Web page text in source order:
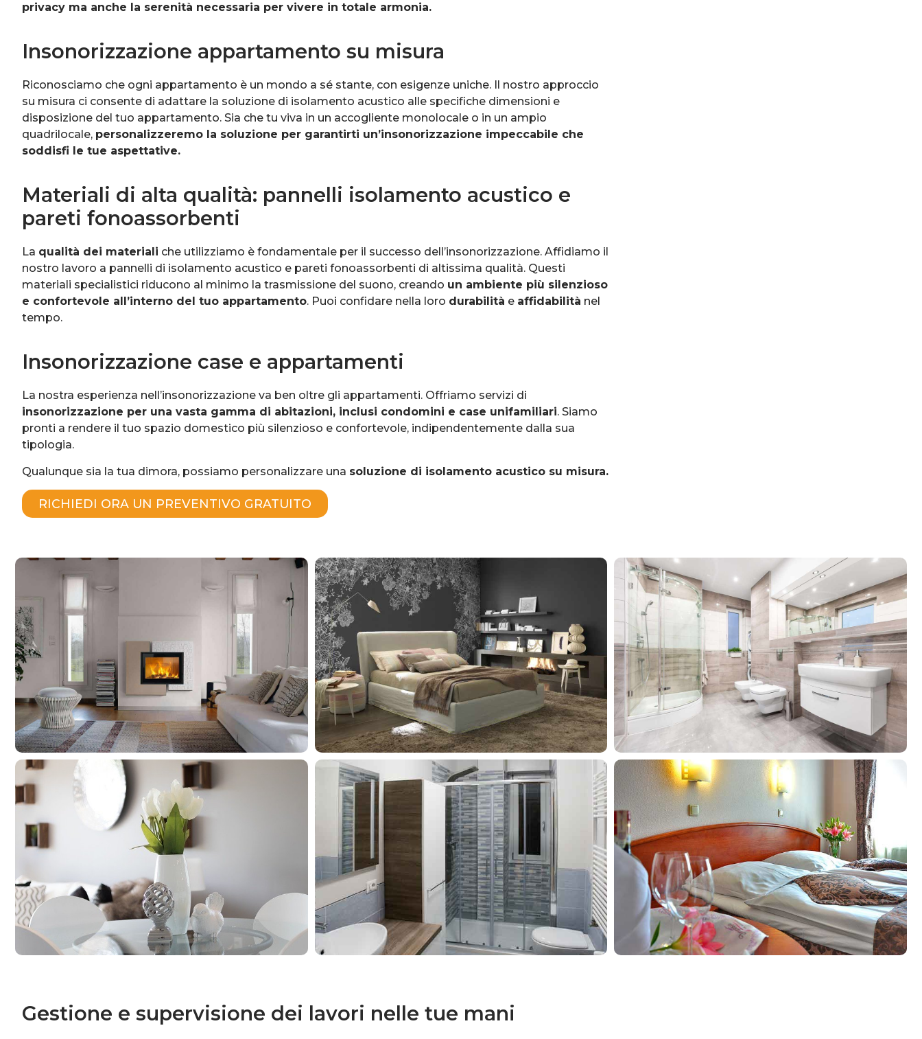
privacy ma anche la serenità necessaria per vivere in totale armonia.
Insonorizzazione appartamento su misura
Riconosciamo che ogni appartamento è un mondo a sé stante, con esigenze uniche. Il nostro approccio
su misura ci consente di adattare la soluzione di isolamento acustico alle specifiche dimensioni e
disposizione del tuo appartamento. Sia che tu viva in un accogliente monolocale o in un ampio
quadrilocale, personalizzeremo la soluzione per garantirti un’insonorizzazione impeccabile che
soddisfi le tue aspettative.
Materiali di alta qualità: pannelli isolamento acustico e
pareti fonoassorbenti
La qualità dei materiali che utilizziamo è fondamentale per il successo dell’insonorizzazione. Affidiamo il
nostro lavoro a pannelli di isolamento acustico e pareti fonoassorbenti di altissima qualità. Questi
materiali specialistici riducono al minimo la trasmissione del suono, creando un ambiente più silenzioso
e confortevole all’interno del tuo appartamento. Puoi confidare nella loro durabilità e affidabilità nel
tempo.
Insonorizzazione case e appartamenti
La nostra esperienza nell’insonorizzazione va ben oltre gli appartamenti. Offriamo servizi di
insonorizzazione per una vasta gamma di abitazioni, inclusi condomini e case unifamiliari. Siamo
pronti a rendere il tuo spazio domestico più silenzioso e confortevole, indipendentemente dalla sua
tipologia.
Qualunque sia la tua dimora, possiamo personalizzare una soluzione di isolamento acustico su misura.
RICHIEDI ORA UN PREVENTIVO GRATUITO
Gestione e supervisione dei lavori nelle tue mani